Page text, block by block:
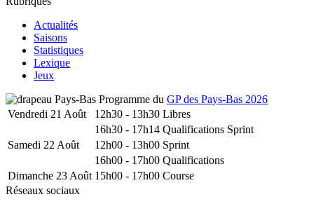
Actualités
Saisons
Statistiques
Lexique
Jeux
Programme du GP des Pays-Bas 2026
Vendredi 21 Août
12h30 - 13h30 Libres
16h30 - 17h14 Qualifications Sprint
Samedi 22 Août
12h00 - 13h00 Sprint
16h00 - 17h00 Qualifications
Dimanche 23 Août 15h00 - 17h00 Course
Réseaux sociaux